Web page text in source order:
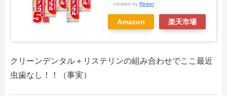
created by Rinker
Amazon 楽天市場
クリーンデンタル＋リステリンの組み合わせでここ最近
虫歯なし！！（事実）